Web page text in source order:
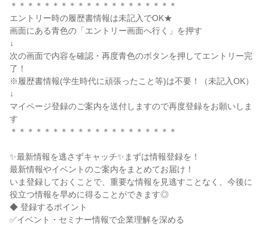
＊＊＊＊＊＊＊＊＊＊＊＊＊＊＊＊＊＊＊＊
エントリー時の履歴書情報は未記入でOK★
画面にある青色の「エントリー画面へ行く」を押す
↓
次の画面で内容を確認・再度青色のボタンを押してエントリー完
了！
※履歴書情報(学生時代に頑張ったこと等)は不要！（未記入OK）
↓
マイページ登録のご案内を送付しますので再度登録をお願いしま
す
＊＊＊＊＊＊＊＊＊＊＊＊＊＊＊＊＊＊＊＊
✨最新情報を逃さずキャッチ✨まずは情報登録を！
最新情報やイベントのご案内をまとめてお届け！
いま登録しておくことで、重要な情報を見逃すことなく、今後に
役立つ情報を早めに得ることができます◎
◆ 登録するポイント
✅イベント・セミナー情報で企業理解を深める